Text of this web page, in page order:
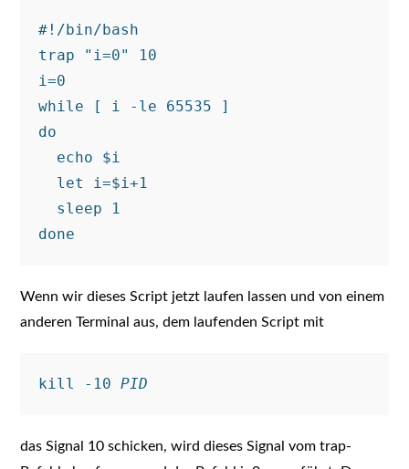
#!/bin/bash
trap "i=0" 10
i=0
while [ i -le 65535 ]
do
Wenn wir dieses Script jetzt laufen lassen und von einem
anderen Terminal aus, dem laufenden Script mit
kill -10 PID
das Signal 10 schicken, wird dieses Signal vom trap-